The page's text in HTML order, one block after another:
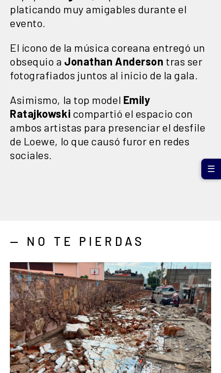
platicando muy amigables durante el
evento.
El ícono de la música coreana entregó un
obsequio a Jonathan Anderson tras ser
fotografiados juntos al inicio de la gala.
Asimismo, la top model Emily
Ratajkowski compartió el espacio con
ambos artistas para presenciar el desfile
de Loewe, lo que causó furor en redes
sociales.
— NO TE PIERDAS
☰